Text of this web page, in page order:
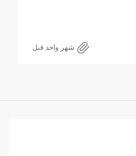
‏شهر واحد قبل